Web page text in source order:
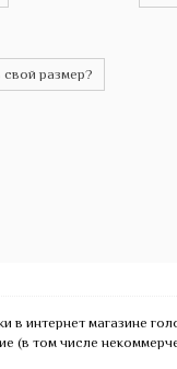
размер?
интернет магазине
(в том числе